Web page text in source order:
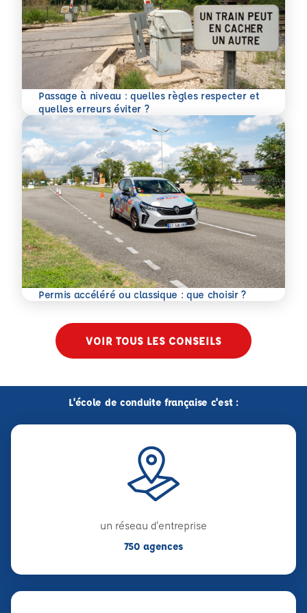
Passage à niveau : quelles règles respecter et
quelles erreurs éviter ?
En savoir plus
Permis accéléré ou classique : que choisir ?
En savoir plus
VOIR TOUS LES CONSEILS
L'école de conduite française c'est :
un réseau d'entreprise
750 agences